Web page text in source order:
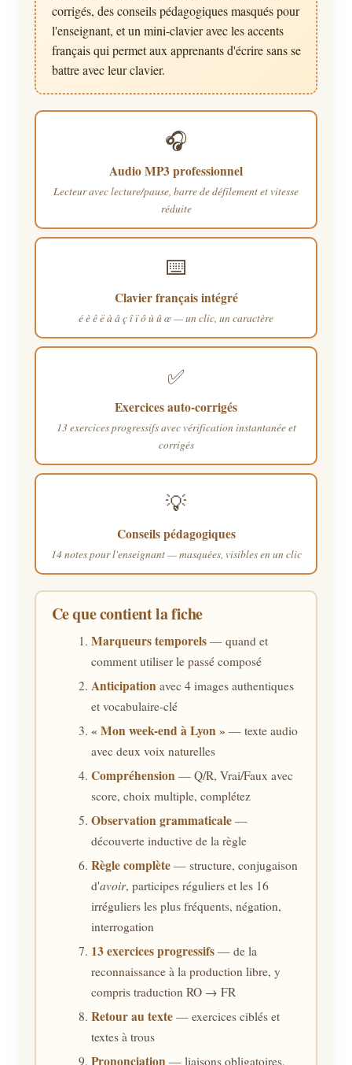
corrigés, des conseils pédagogiques masqués pour
l'enseignant, et un mini-clavier avec les accents
français qui permet aux apprenants d'écrire sans se
battre avec leur clavier.
🎧
Audio MP3 professionnel
Lecteur avec lecture/pause, barre de défilement et vitesse
réduite
⌨️
Clavier français intégré
é è ê ë à â ç î ï ô ù û œ — un clic, un caractère
✅
Exercices auto-corrigés
13 exercices progressifs avec vérification instantanée et
corrigés
💡
Conseils pédagogiques
14 notes pour l'enseignant — masquées, visibles en un clic
Ce que contient la fiche
Marqueurs temporels— quand et
comment utiliser le passé composé
Anticipation avec 4 images authentiques
et vocabulaire-clé
« Mon week-end à Lyon »— texte audio
avec deux voix naturelles
Compréhension — Q/R, Vrai/Faux avec
score, choix multiple, complétez
Observation grammaticale—
découverte inductive de la règle
Règle complète— structure, conjugaison
d'avoir, participes réguliers et les 16
irréguliers les plus fréquents, négation,
interrogation
13 exercices progressifs— de la
reconnaissance à la production libre, y
compris traduction RO → FR
Retour au texte— exercices ciblés et
textes à trous
Prononciation — liaisons obligatoires,